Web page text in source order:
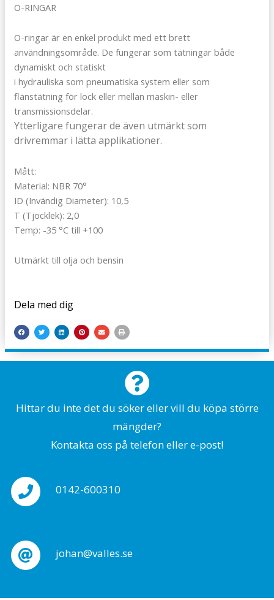
O-RINGAR
O-ringar är en enkel produkt med ett brett
användningsområde. De fungerar som tätningar både
dynamiskt och statiskt
i hydrauliska som pneumatiska system eller som
flänstätning för lock eller mellan maskin- eller
transmissionsdelar.
Ytterligare fungerar de även utmärkt som
drivremmar i lätta applikationer.
Mått:
Material: NBR 70°
ID (Invändig Diameter): 10,5
T (Tjocklek): 2,0
Temp: -35 °C till +100
Utmärkt till olja och bensin
Dela med dig
Hittar du inte det du söker eller vill du köpa större
mängder?
Kontakta oss på telefon eller e-post!
0142-600310
johan@valles.se